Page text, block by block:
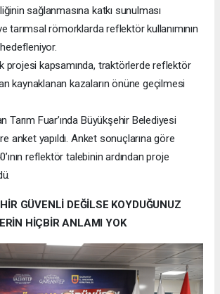
sağlanmasına katkı sunulması
tarımsal römorklarda reflektör kullanımının
hedefleniyor.
projesi kapsamında, traktörlerde reflektör
kaynaklanan kazaların önüne geçilmesi
Tarım Fuar’ında Büyükşehir Belediyesi
anket yapıldı. Anket sonuçlarına göre
reflektör talebinin ardından proje
GÜVENLİ DEĞİLSE KOYDUĞUNUZ
HİÇBİR ANLAMI YOK